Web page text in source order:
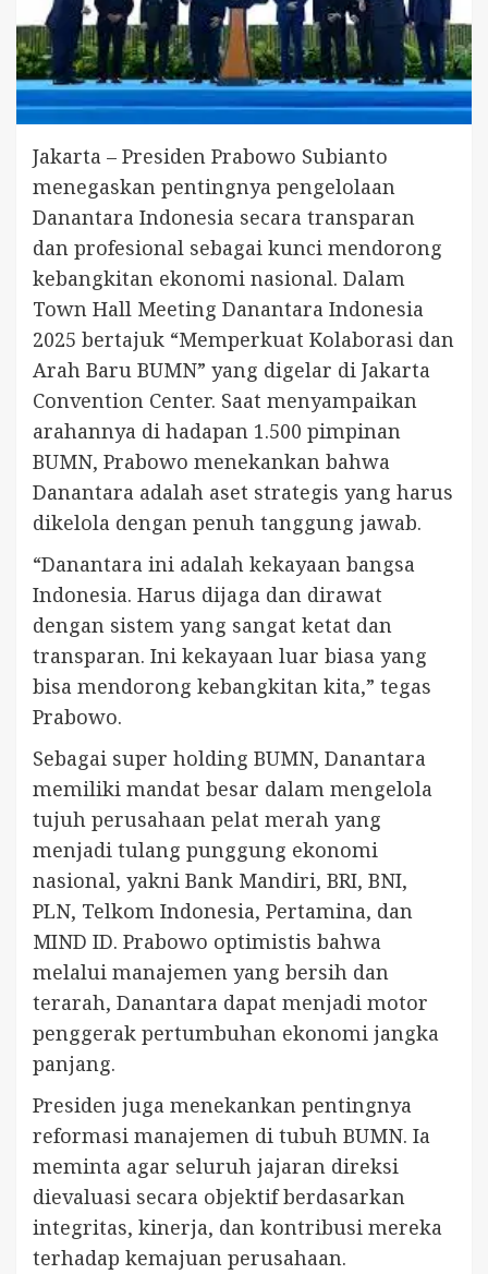
Jakarta – Presiden Prabowo Subianto
menegaskan pentingnya pengelolaan
Danantara Indonesia secara transparan
dan profesional sebagai kunci mendorong
kebangkitan ekonomi nasional. Dalam
Town Hall Meeting Danantara Indonesia
2025 bertajuk “Memperkuat Kolaborasi dan
Arah Baru BUMN” yang digelar di Jakarta
Convention Center. Saat menyampaikan
arahannya di hadapan 1.500 pimpinan
BUMN, Prabowo menekankan bahwa
Danantara adalah aset strategis yang harus
dikelola dengan penuh tanggung jawab.
“Danantara ini adalah kekayaan bangsa
Indonesia. Harus dijaga dan dirawat
dengan sistem yang sangat ketat dan
transparan. Ini kekayaan luar biasa yang
bisa mendorong kebangkitan kita,” tegas
Prabowo.
Sebagai super holding BUMN, Danantara
memiliki mandat besar dalam mengelola
tujuh perusahaan pelat merah yang
menjadi tulang punggung ekonomi
nasional, yakni Bank Mandiri, BRI, BNI,
PLN, Telkom Indonesia, Pertamina, dan
MIND ID. Prabowo optimistis bahwa
melalui manajemen yang bersih dan
terarah, Danantara dapat menjadi motor
penggerak pertumbuhan ekonomi jangka
panjang.
Presiden juga menekankan pentingnya
reformasi manajemen di tubuh BUMN. Ia
meminta agar seluruh jajaran direksi
dievaluasi secara objektif berdasarkan
integritas, kinerja, dan kontribusi mereka
terhadap kemajuan perusahaan.